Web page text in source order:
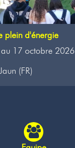
plein d'énergie
17 octobre 2026
(FR)